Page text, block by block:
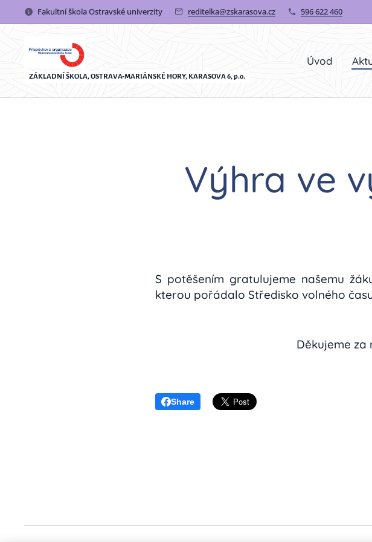
Fakultní škola Ostravské univerzity reditelka@zskarasova.cz 596 622 460
ZÁKLADNÍ ŠKOLA, OSTRAVA-MARIÁNSKÉ HORY, KARASOVA 6, p.o.
Úvod
Výhra ve
S potěšením gratulujeme našemu
kterou pořádalo Středisko volného
Děkujeme
Share